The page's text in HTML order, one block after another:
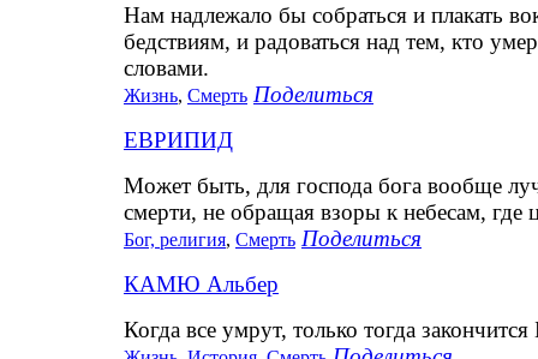
Нам надлежало бы собраться и плакать
бедствиям, и радоваться над тем, кто
словами.
Жизнь, Смерть Поделиться
ЕВРИПИД
Может быть, для господа бога вообще
смерти, не обращая взоры к небесам, где
Бог, религия, Смерть Поделиться
КАМЮ Альбер
Когда все умрут, только тогда